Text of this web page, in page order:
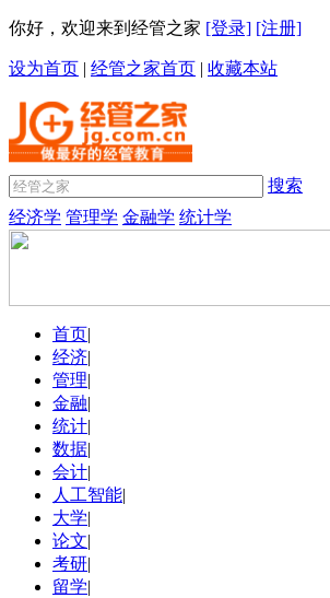
你好，欢迎来到经管之家 [登录] [注册]
设为首页 | 经管之家首页 | 收藏本站
搜索
经济学 管理学 金融学 统计学
首页|
经济|
管理|
金融|
统计|
数据|
会计|
人工智能|
大学|
论文|
考研|
留学|